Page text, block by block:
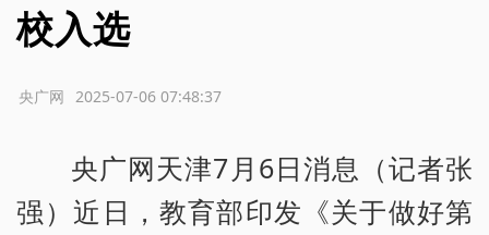
校入选
2025-07-06 07:48:37
央广网
央广网天津7月6日消息（记者张
强）近日，教育部印发《关于做好第